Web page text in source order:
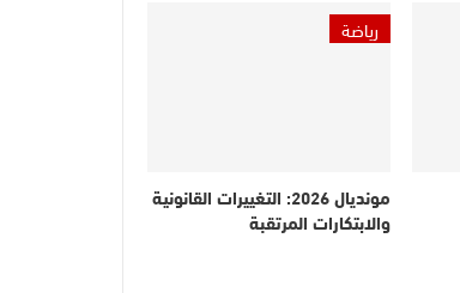
رياضة
مونديال 2026: التغييرات القانونية
والابتكارات المرتقبة